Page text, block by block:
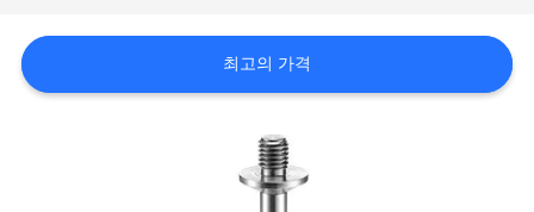
품
질
최고의 가격